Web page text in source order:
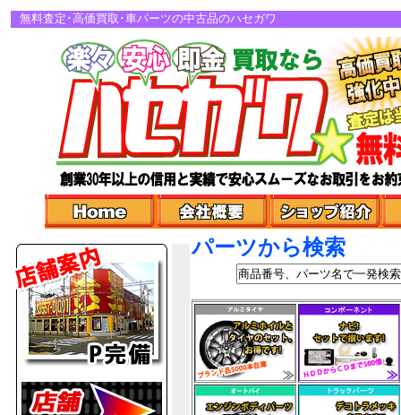
無料査定･高価買取･車パーツの中古品のハセガワ
パーツから検索